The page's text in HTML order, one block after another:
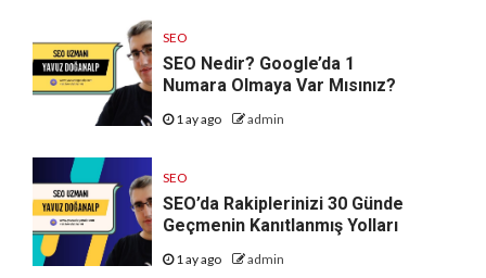
SEO
SEO Nedir? Google’da 1
Numara Olmaya Var Mısınız?
1 ay ago admin
SEO
SEO’da Rakiplerinizi 30 Günde
Geçmenin Kanıtlanmış Yolları
1 ay ago admin